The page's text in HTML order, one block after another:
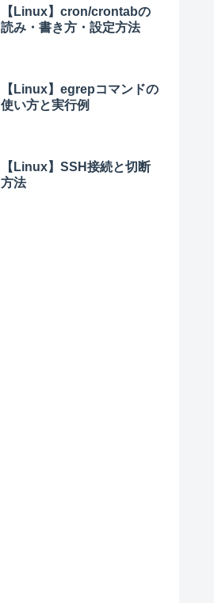
【Linux】cron/crontabの
読み・書き方・設定方法
【Linux】egrepコマンドの
使い方と実行例
【Linux】SSH接続と切断
方法